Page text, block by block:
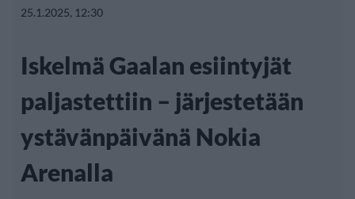
25.1.2025, 12:30
Iskelmä Gaalan esiintyjät
paljastettiin – järjestetään
ystävänpäivänä Nokia
Arenalla